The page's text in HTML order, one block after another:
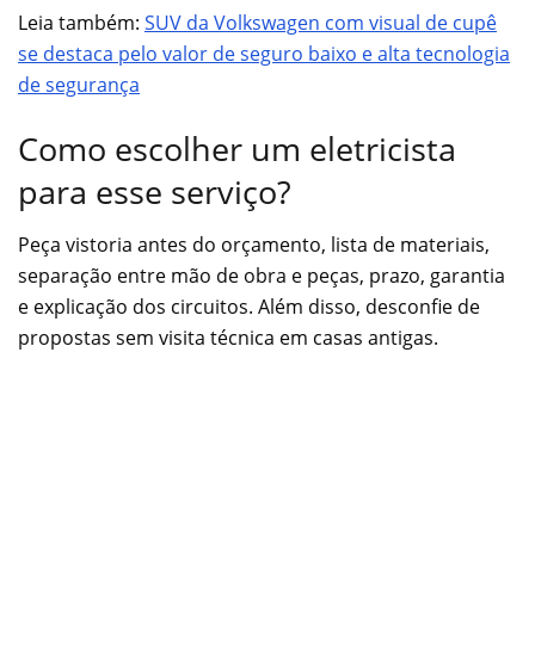
Leia também: SUV da Volkswagen com visual de cupê
se destaca pelo valor de seguro baixo e alta tecnologia
de segurança
Como escolher um eletricista
para esse serviço?
Peça vistoria antes do orçamento, lista de materiais,
separação entre mão de obra e peças, prazo, garantia
e explicação dos circuitos. Além disso, desconfie de
propostas sem visita técnica em casas antigas.